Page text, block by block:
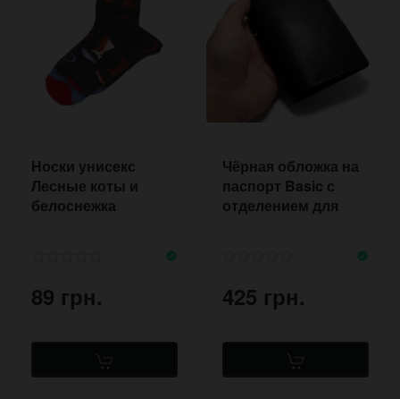
Носки унисекс
Лесные коты и
белоснежка
89 грн.
Чёрная обложка на
паспорт Basic с
отделением для
425 грн.